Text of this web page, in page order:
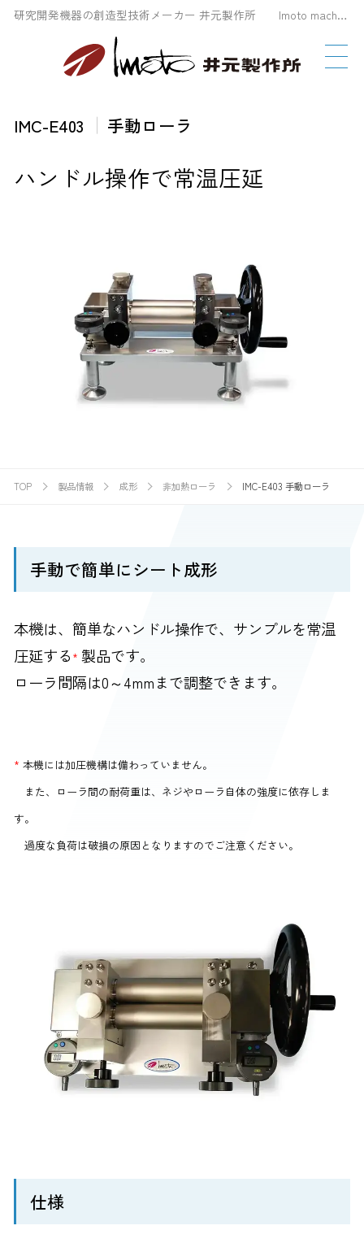
研究開発機器の創造型技術メーカー 井元製作所 Imoto machinery Co., LTD
IMC-E403 手動ローラ
ハンドル操作で常温圧延
TOP 製品情報 成形 非加熱ローラ IMC-E403 手動ローラ
手動で簡単にシート成形
本機は、簡単なハンドル操作で、サンプルを常温
圧延する *製品です。
ローラ間隔は0～4mmまで調整できます。
* 本機には加圧機構は備わっていません。
また、ローラ間の耐荷重は、ネジやローラ自体の強度に依存しま
す。
過度な負荷は破損の原因となりますのでご注意ください。
仕様